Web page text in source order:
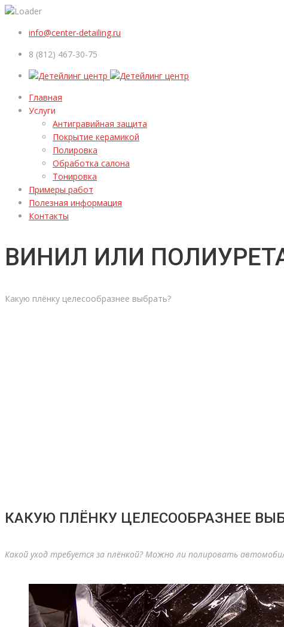
info@center-detailing.ru
8 (812) 467-30-75
Главная
Услуги
Антигравийная защита
Покрытие керамикой
Полировка
Обработка салона
Тонировка
Примеры работ
Полезная информация
Контакты
ВИНИЛ ИЛИ
Какую плёнку целесообразнее выбрать?
КАКУЮ ПЛЁНКУ ЦЕЛЕСООБРАЗНЕЕ
Какой уход требуется за плёнкой? Можно ли полировать